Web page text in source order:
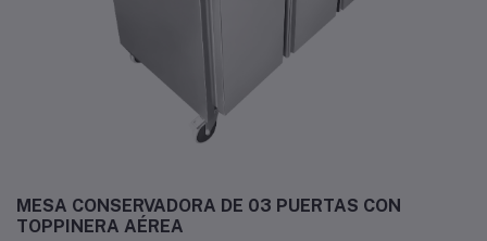
MESA CONSERVADORA DE 03 PUERTAS CON
TOPPINERA AÉREA